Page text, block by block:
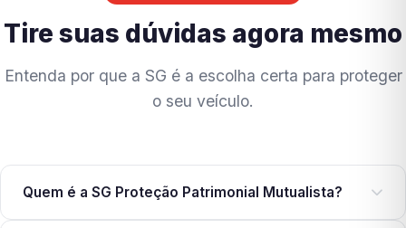
Tire suas dúvidas agora mesmo
Entenda por que a SG é a escolha certa para proteger
o seu veículo.
Quem é a SG Proteção Patrimonial Mutualista?